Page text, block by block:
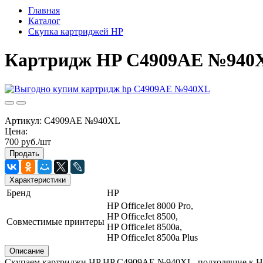
Главная
Каталог
Скупка картриджей HP
Картридж HP C4909AE
Артикул: C4909AE №940XL
Цена:
700 руб./шт
Продать
Характеристики
Бренд HP
Совместимые принтеры
HP OfficeJet 8000 Pro,
HP OfficeJet 8500,
HP OfficeJet 8500a,
HP OfficeJet 8500a Plus
Описание